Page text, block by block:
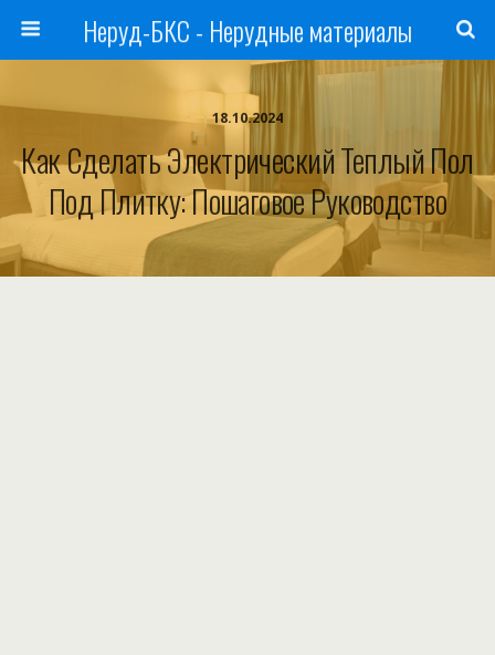
Неруд-БКС - Нерудные материалы
18.10.2024
Как Сделать Электрический Теплый Пол
Под Плитку: Пошаговое Руководство